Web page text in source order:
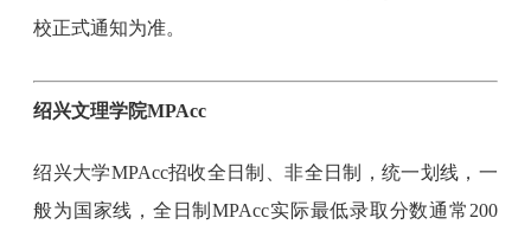
校正式通知为准。
绍兴文理学院MPAcc
绍兴大学MPAcc招收全日制、非全日制，统一划线，一
般为国家线，全日制MPAcc实际最低录取分数通常200